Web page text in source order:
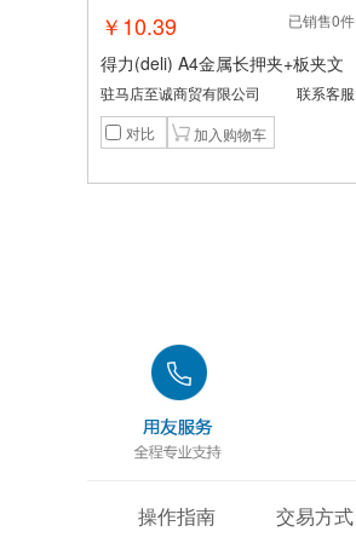
已销售0件
￥10.39
得力(deli) A4金属长押夹+板夹文
件夹夹板 大容量试卷资料夹诗朗
诵签约夹板合同档案票据保护办公
用品黑色5309
驻马店至诚商贸有限公司
联系客服
对比
操作指南 交易方式